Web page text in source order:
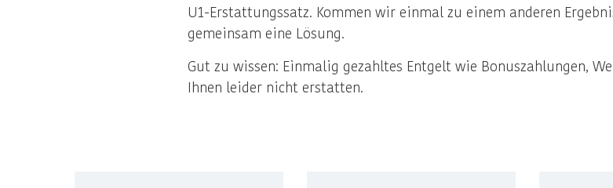
U1-Erstattungssatz. Kommen wir einmal zu einem anderen
gemeinsam eine Lösung.
Gut zu wissen: Einmalig gezahltes Entgelt wie Bonuszahlungen,
Ihnen leider nicht erstatten.